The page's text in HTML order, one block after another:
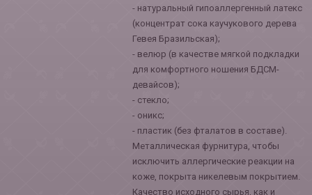
- натуральный гипоаллергенный латекс
(концентрат сока каучукового дерева
Гевея Бразильская);
- велюр (в качестве мягкой подкладки
для комфортного ношения БДСМ-
девайсов);
- стекло;
- оникс;
- пластик (без фталатов в составе).
Металлическая фурнитура, чтобы
исключить аллергические реакции на
коже, покрыта никелевым покрытием.
Качество исходного сырья, как и